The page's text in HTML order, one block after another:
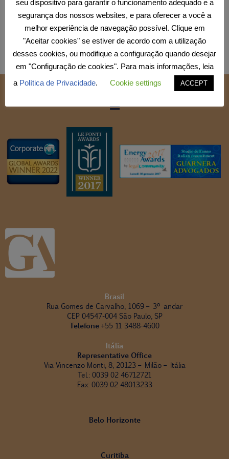
Brasil
Rua Gomes de Carvalho, 1069 – 3º andar
CEP 04547-004 São Paulo, SP
Telefone+55 11 3488-4600
Itália
Representative Office
Via Vincenzo Monti, 8, 20123 – Milão – Itália
Tel.: 0039 02 46712721
Fax: 0039 02 48013233
Belo Horizonte
Curitiba
seu dispositivo para garantir o funcionamento adequado e a
segurança dos nossos websites, e para oferecer a você a
melhor experiência de navegação possível. Clique em
"Aceitar cookies" se estiver de acordo com a utilização
desses cookies, ou modifique a configuração quando desejar
em "Configuração de cookies". Para mais informações, leia
a Política de Privacidade. Cookie settings ACCEPT